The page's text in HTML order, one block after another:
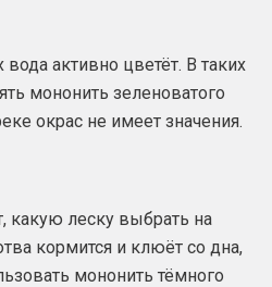
активно цветёт. В таких
мононить зеленоватого
окрас не имеет значения.
леску выбрать на
кормится и клюёт со дна,
мононить тёмного